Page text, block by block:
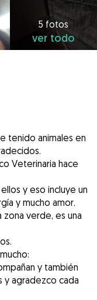
5 fotos
ver todo
tenido animales en
Veterinaria hace
y eso incluye un
y mucho amor.
zona verde, es una
y también
y agradezco cada